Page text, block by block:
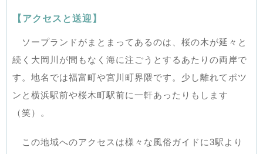
【アクセスと送迎】
ソープランドがまとまってあるのは、桜の木が延々と
続く大岡川が間もなく海に注ごうとするあたりの両岸で
す。地名では福富町や宮川町界隈です。少し離れてポツ
ンと横浜駅前や桜木町駅前に一軒あったりもします
（笑）。
この地域へのアクセスは様々な風俗ガイドに3駅より